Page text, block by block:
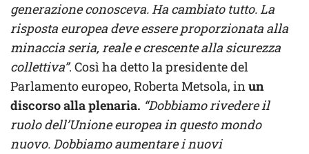
generazione conosceva. Ha cambiato tutto. La
risposta europea deve essere proporzionata alla
minaccia seria, reale e crescente alla sicurezza
collettiva”. Così ha detto la presidente del
Parlamento europeo, Roberta Metsola, inun
discorso alla plenaria. “Dobbiamo rivedere il
ruolo dell’Unione europea in questo mondo
nuovo. Dobbiamo aumentare i nuovi